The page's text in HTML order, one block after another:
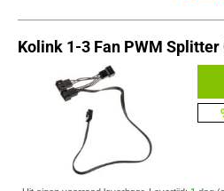
Kolink 1-3 Fan PWM Splitter